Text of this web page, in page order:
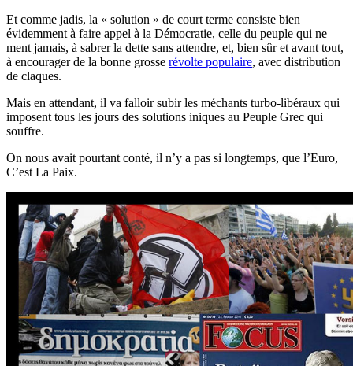
Et comme jadis, la « solution » de court terme consiste bien
évidemment à faire appel à la Démocratie, celle du peuple qui ne
ment jamais, à sabrer la dette sans attendre, et, bien sûr et avant tout,
à encourager de la bonne grosse révolte populaire, avec distribution
de claques.
Mais en attendant, il va falloir subir les méchants turbo-libéraux qui
imposent tous les jours des solutions iniques au Peuple Grec qui
souffre.
On nous avait pourtant conté, il n’y a pas si longtemps, que l’Euro,
C’est La Paix.